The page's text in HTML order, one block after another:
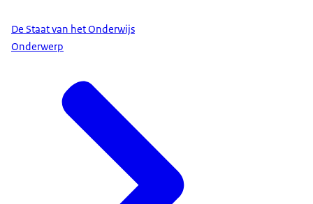
De Staat van het Onderwijs
Onderwerp